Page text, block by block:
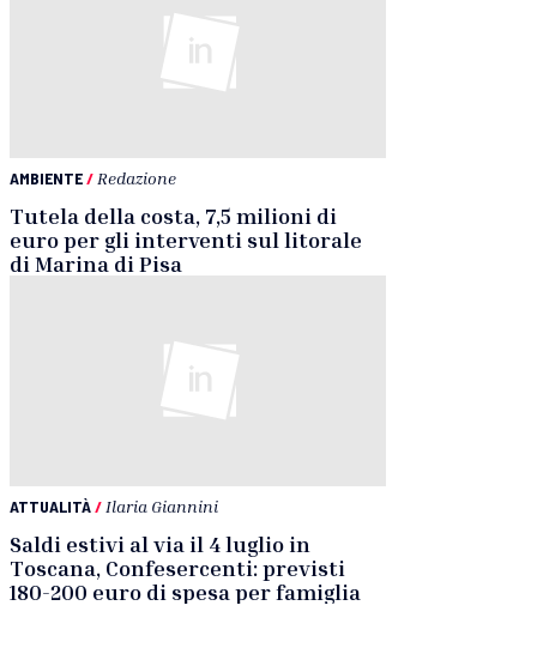
AMBIENTE/ Redazione
Tutela della costa, 7,5 milioni di
euro per gli interventi sul litorale
di Marina di Pisa
ATTUALITÀ/ Ilaria Giannini
Saldi estivi al via il 4 luglio in
Toscana, Confesercenti: previsti
180-200 euro di spesa per famiglia